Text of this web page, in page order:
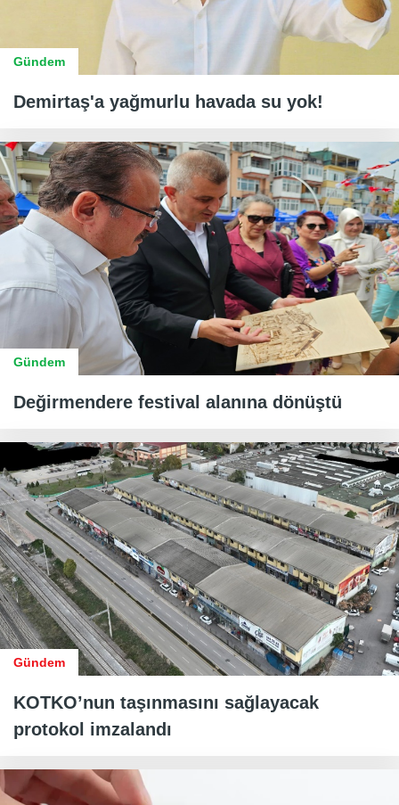
Gündem
Demirtaş'a yağmurlu havada su yok!
Gündem
Değirmendere festival alanına dönüştü
Gündem
KOTKO’nun taşınmasını sağlayacak
protokol imzalandı